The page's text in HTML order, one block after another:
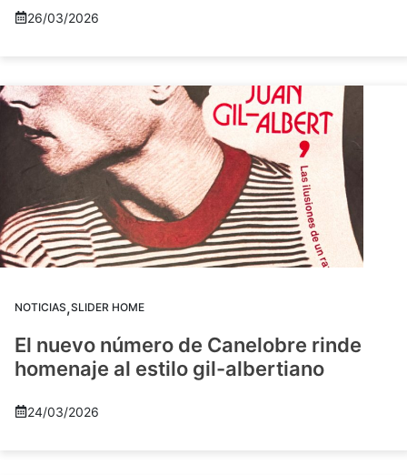
26/03/2026
NOTICIAS,SLIDER HOME
El nuevo número de Canelobre rinde
homenaje al estilo gil-albertiano
24/03/2026